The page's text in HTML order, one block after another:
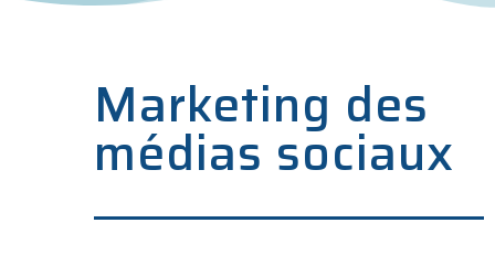
Marketing des
médias sociaux